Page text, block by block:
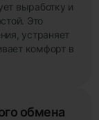
выработку и
Это
устраняет
комфорт в
обмена